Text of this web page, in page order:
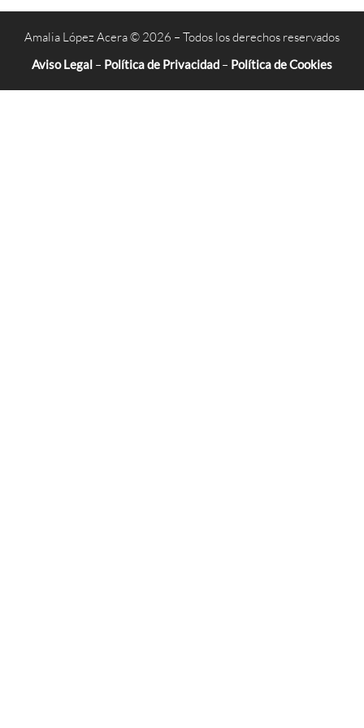
Amalia López Acera © 2026 – Todos los derechos reservados
Aviso Legal – Política de Privacidad – Política de Cookies